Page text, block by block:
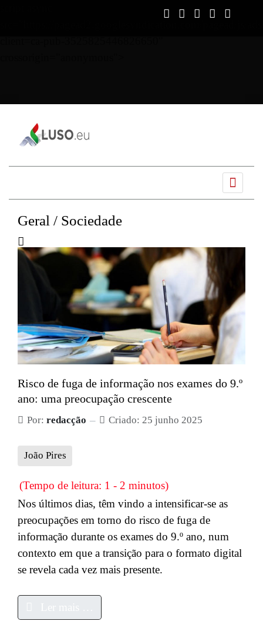
Geral / Sociedade
Risco de fuga de informação nos exames do 9.º
ano: uma preocupação crescente
Por: redacção Criado: 25 junho 2025
João Pires
(Tempo de leitura: 1 - 2 minutos)
Nos últimos dias, têm vindo a intensificar-se as
preocupações em torno do risco de fuga de
informação durante os exames do 9.º ano, num
contexto em que a transição para o formato digital
se revela cada vez mais presente.
Ano
Mês
Próximo
Próximo